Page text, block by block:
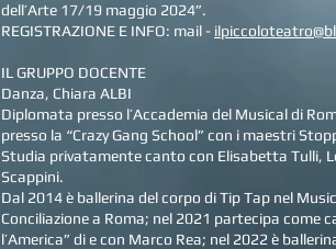
dell’Arte 17/19 maggio 2024”.
REGISTRAZIONE E INFO: mail -
IL GRUPPO DOCENTE
Danza, Chiara ALBI
Diplomata presso l’Accademia del Musical di
presso la “Crazy Gang School” con i maestri
Studia privatamente canto con Elisabetta Tulli,
Scappini.
Dal 2014 è ballerina del corpo di Tip Tap nel
Conciliazione a Roma; nel 2021 partecipa come
l’America” di e con Marco Rea; nel 2022 è